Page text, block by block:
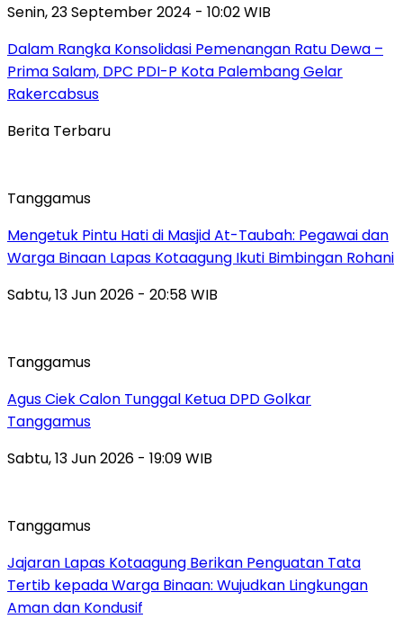
Senin, 23 September 2024 - 10:02 WIB
Dalam Rangka Konsolidasi Pemenangan Ratu Dewa –
Prima Salam, DPC PDI-P Kota Palembang Gelar
Rakercabsus
Berita Terbaru
Tanggamus
Mengetuk Pintu Hati di Masjid At-Taubah: Pegawai dan
Warga Binaan Lapas Kotaagung Ikuti Bimbingan Rohani
Sabtu, 13 Jun 2026 - 20:58 WIB
Tanggamus
Agus Ciek Calon Tunggal Ketua DPD Golkar
Tanggamus
Sabtu, 13 Jun 2026 - 19:09 WIB
Tanggamus
Jajaran Lapas Kotaagung Berikan Penguatan Tata
Tertib kepada Warga Binaan: Wujudkan Lingkungan
Aman dan Kondusif